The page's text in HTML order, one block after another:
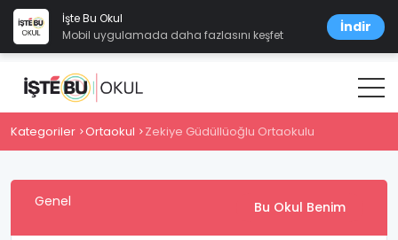
İşte Bu Okul
Mobil uygulamada daha fazlasını keşfet
İndir
Kategoriler Ortaokul Zekiye Güdüllüoğlu Ortaokulu
Genel Bu Okul Benim